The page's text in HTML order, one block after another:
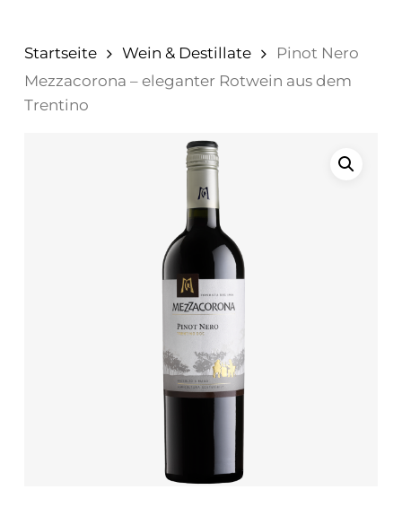
Startseite Wein & Destillate
Pinot Nero
Mezzacorona – eleganter Rotwein aus dem
Trentino